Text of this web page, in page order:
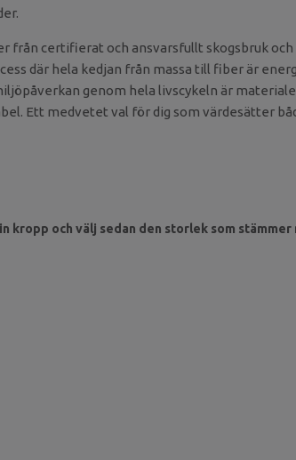
från certifierat och ansvarsfullt skogsbruk och
där hela kedjan från massa till fiber är
genom hela livscykeln är
Ett medvetet val för dig som värdesätter
kropp och välj sedan den storlek som stämmer